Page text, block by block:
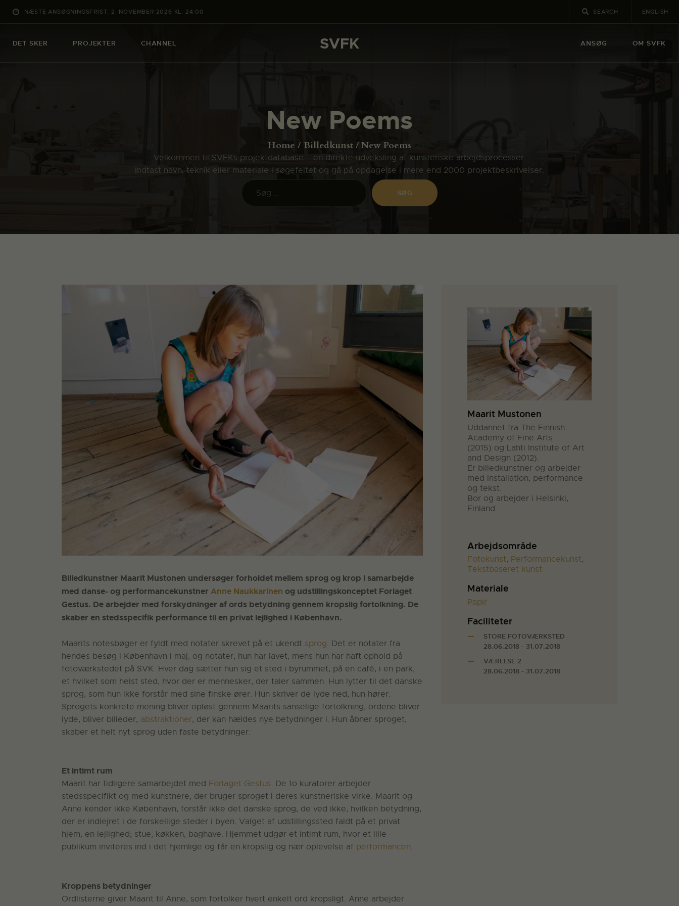
NÆSTE ANSØGNINGSFRIST: 2. NOVEMBER 2026 KL. 24:00 ENGLISH
DET SKER PROJEKTER CHANNEL SVFK ANSØG OM SVFK
New Poems
Home Billedkunst New Poems
Velkommen til SVFKs projektdatabase – en direkte udveksling af kunsteriske arbejdsprocesser.
Indtast navn, teknik eller materiale i søgefeltet og gå på opdagelse i mere end 2000 projektbeskrivelser.
SVFK
PROJEKTER
CHANNEL
OM SVFK
ENGLISH
Billedkunstner Maarit Mustonen undersøger forholdet mellem sprog og krop i samarbejde
med danse- og performancekunstner Anne Naukkarinen og udstillingskonceptet Forlaget
Gestus. De arbejder med forskydninger af ords betydning gennem kropslig fortolkning. De
skaber en stedsspecifik performance til en privat lejlighed i København.
Maarits notesbøger er fyldt med notater skrevet på et ukendt sprog. Det er notater fra
hendes besøg i København i maj, og notater, hun har lavet, mens hun har haft ophold på
fotoværkstedet på SVK. Hver dag sætter hun sig et sted i byrummet, på en café, i en park,
et hvilket som helst sted, hvor der er mennesker, der taler sammen. Hun lytter til det danske
sprog, som hun ikke forstår med sine finske ører. Hun skriver de lyde ned, hun hører.
Sprogets konkrete mening bliver opløst gennem Maarits sanselige fortolkning, ordene bliver
lyde, bliver billeder, abstraktioner, der kan hældes nye betydninger i. Hun åbner sproget,
skaber et helt nyt sprog uden faste betydninger.
Et intimt rum
Maarit har tidligere samarbejdet med Forlaget Gestus. De to kuratorer arbejder
stedsspecifikt og med kunstnere, der bruger sproget i deres kunstneriske virke. Maarit og
Anne kender ikke København, forstår ikke det danske sprog, de ved ikke, hvilken betydning,
der er indlejret i de forskellige steder i byen. Valget af udstillingssted faldt på et privat
hjem, en lejlighed; stue, køkken, baghave. Hjemmet udgør et intimt rum, hvor et lille
publikum inviteres ind i det hjemlige og får en kropslig og nær oplevelse af performancen.
Kroppens betydninger
Ordlisterne giver Maarit til Anne, som fortolker hvert enkelt ord kropsligt. Anne arbejder
Maarit Mustonen
Uddannet fra The Finnish
Academy of Fine Arts
(2015) og Lahti Institute of Art
and Design (2012).
Er billedkunstner og arbejder
med installation, performance
og tekst.
Bor og arbejder i Helsinki,
Finland.
Arbejdsområde
Fotokunst, Performancekunst,
Tekstbaseret kunst
Materiale
Papir
Faciliteter
STORE FOTOVÆRKSTED
28.06.2018 - 31.07.2018
VÆRELSE 2
28.06.2018 - 31.07.2018